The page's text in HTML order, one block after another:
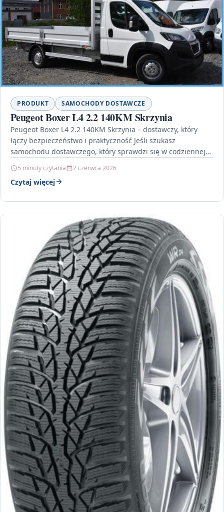
PRODUKT SAMOCHODY DOSTAWCZE
Peugeot Boxer L4 2.2 140KM Skrzynia
Peugeot Boxer L4 2.2 140KM Skrzynia – dostawczy, który
łączy bezpieczeństwo i praktyczność Jeśli szukasz
samochodu dostawczego, który sprawdzi się w codziennej
5 minuty czytania 2 czerwca 2026
Czytaj więcej